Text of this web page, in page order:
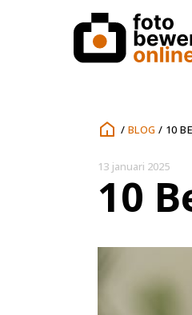
/ BLOG / 10
13 januari 2025
10